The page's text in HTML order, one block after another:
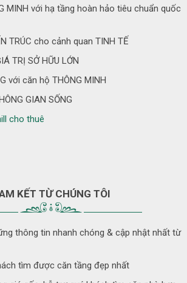
MINH với hạ tầng hoàn hảo tiêu chuẩn quốc
TRÚC cho cảnh quan TINH TẾ
TRỊ SỞ HỮU LỚN
với căn hộ THÔNG MINH
GIAN SỐNG
cho thuê
KẾT TỪ CHÚNG TÔI
thông tin nhanh chóng & cập nhật nhất từ
tìm được căn tầng đẹp nhất